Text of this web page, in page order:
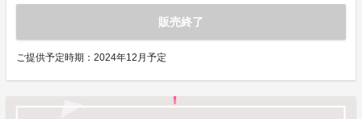
販売終了
ご提供予定時期： 2024年12月予定